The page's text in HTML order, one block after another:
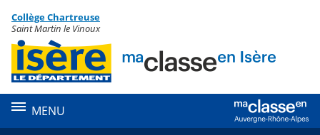
Menu de la rubrique
Contenu
Collège Chartreuse
Saint Martin le Vinoux
MENU